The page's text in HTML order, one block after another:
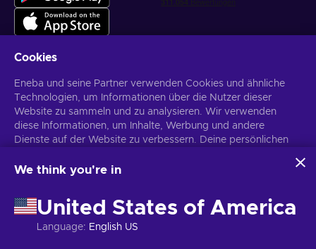
Abonnieren
Du kannst dich jederzeit wieder abmelden. Weitere Informationen in
Cookies
Eneba und seine Partner verwenden Cookies und ähnliche
Technologien, um Informationen über die Nutzer dieser
Website zu sammeln und zu analysieren. Wir verwenden
diese Informationen, um Inhalte, Werbung und andere
Dienste auf der Website zu verbessern. Deine persönlichen
verwendet werden.
Verwendung dieser Technologien durch Eneba und seine
Partner zu. Du kannst deine Zustimmung anpassen, indem du
auf „Anpassen“ klickst.
We think you're in
United States of America
Language: English US